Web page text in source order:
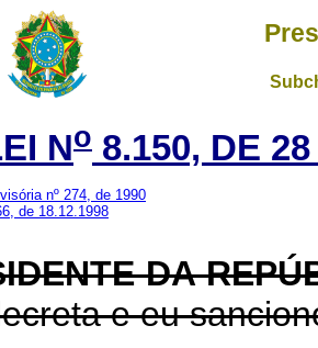
No 8.150, DE
nº 274, de 1990
de 18.12.1998
DA
e eu